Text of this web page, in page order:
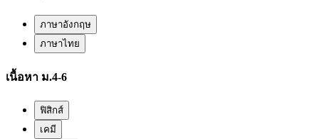
ภาษาอังกฤษ
ภาษาไทย
เนื้อหา ม.4-6
ฟิสิกส์
เคมี